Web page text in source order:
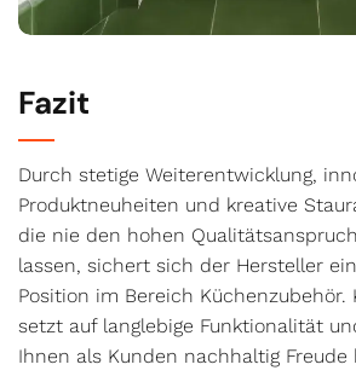
Fazit
Durch stetige Weiterentwicklung,
Produktneuheiten und kreative
die nie den hohen
lassen, sichert sich der Hersteller
Position im Bereich Küchenzubehör.
setzt auf langlebige Funktionalität
Ihnen als Kunden nachhaltig Freude